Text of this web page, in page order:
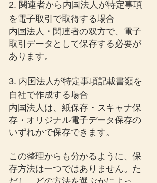
2. 関連者から内国法人が特定事項
を電子取引で取得する場合
内国法人・関連者の双方で、電子
取引データとして保存する必要が
あります。
3. 内国法人が特定事項記載書類を
自社で作成する場合
内国法人は、紙保存・スキャナ保
存・オリジナル電子データ保存の
いずれかで保存できます。
この整理からも分かるように、保
存方法は一つではありません。た
だし、どの方法を選ぶかによっ